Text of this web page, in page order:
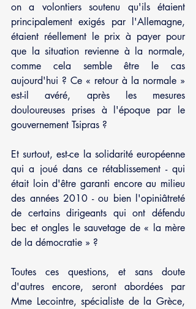
on a volontiers soutenu qu'ils étaient
principalement exigés par l'Allemagne,
étaient réellement le prix à payer pour
que la situation revienne à la normale,
comme cela semble être le cas
aujourd'hui ? Ce « retour à la normale »
est-il avéré, après les mesures
douloureuses prises à l'époque par le
gouvernement Tsipras ?
Et surtout, est-ce la solidarité européenne
qui a joué dans ce rétablissement - qui
était loin d'être garanti encore au milieu
des années 2010 - ou bien l'opiniâtreté
de certains dirigeants qui ont défendu
bec et ongles le sauvetage de « la mère
de la démocratie » ?
Toutes ces questions, et sans doute
d'autres encore, seront abordées par
Mme Lecointre, spécialiste de la Grèce,